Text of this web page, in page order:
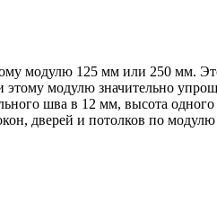
модулю 125 мм или 250 мм.
модулю значительно
шва в 12 мм, высота
дверей и потолков по